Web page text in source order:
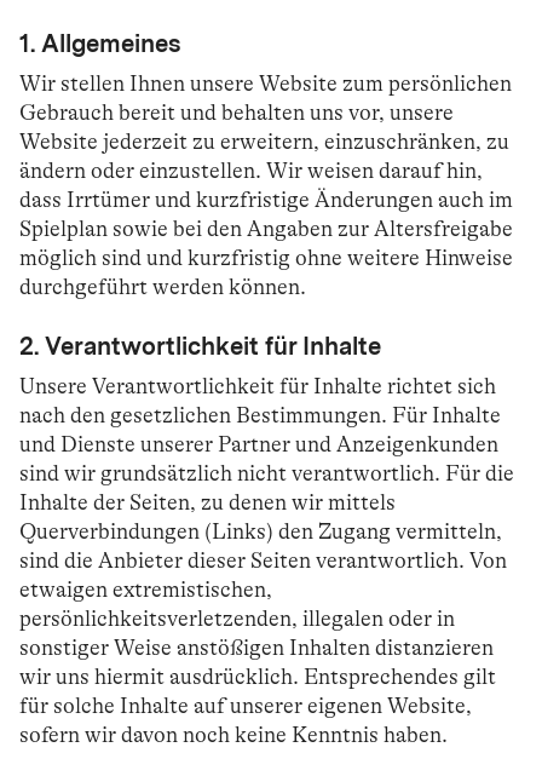
1. Allgemeines
Wir stellen Ihnen unsere Website zum persönlichen
Gebrauch bereit und behalten uns vor, unsere
Website jederzeit zu erweitern, einzuschränken, zu
ändern oder einzustellen. Wir weisen darauf hin,
dass Irrtümer und kurzfristige Änderungen auch im
Spielplan sowie bei den Angaben zur Altersfreigabe
möglich sind und kurzfristig ohne weitere Hinweise
durchgeführt werden können.
2. Verantwortlichkeit für Inhalte
Unsere Verantwortlichkeit für Inhalte richtet sich
nach den gesetzlichen Bestimmungen. Für Inhalte
und Dienste unserer Partner und Anzeigenkunden
sind wir grundsätzlich nicht verantwortlich. Für die
Inhalte der Seiten, zu denen wir mittels
Querverbindungen (Links) den Zugang vermitteln,
sind die Anbieter dieser Seiten verantwortlich. Von
etwaigen extremistischen,
persönlichkeitsverletzenden, illegalen oder in
sonstiger Weise anstößigen Inhalten distanzieren
wir uns hiermit ausdrücklich. Entsprechendes gilt
für solche Inhalte auf unserer eigenen Website,
sofern wir davon noch keine Kenntnis haben.